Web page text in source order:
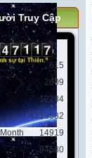
Truy Cập
615
2609
12284
4219582
14919
94580